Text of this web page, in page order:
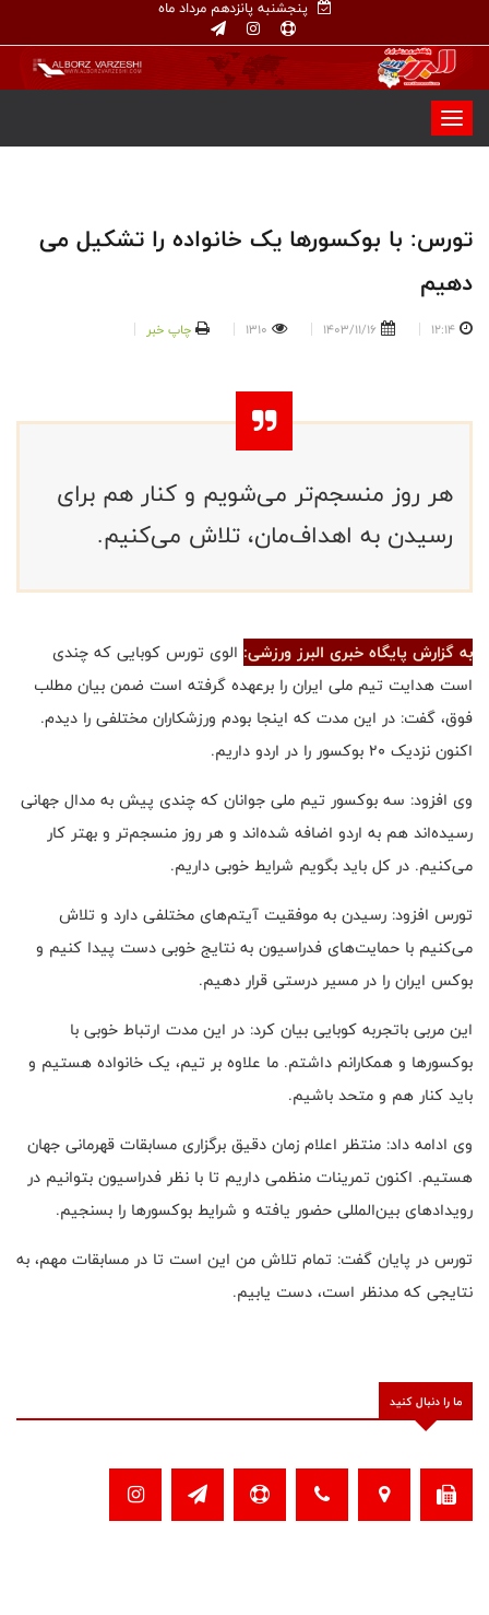
پنجشنبه پانزدهم مرداد ماه
تورس: با بوکسورها یک خانواده را تشکیل می
دهیم
12:14
1403/11/16
1310 چاپ خبر
هر روز منسجم‌تر می‌شویم و کنار هم برای
رسیدن به اهداف‌مان، تلاش می‌کنیم.
به گزارش پایگاه خبری البرز ورزشی: الوی تورس کوبایی که چندی
است هدایت تیم ملی ایران را برعهده گرفته است ضمن بیان مطلب
فوق، گفت: در این مدت که اینجا بودم ورزشکاران مختلفی را دیدم.
اکنون نزدیک ۲۰ بوکسور را در اردو داریم
.
وی افزود: سه بوکسور تیم ملی جوانان که چندی پیش به مدال جهانی
رسیده‌اند هم به اردو اضافه شده‌اند و هر روز منسجم‌تر و بهتر کار
می‌کنیم. در کل باید بگویم شرایط خوبی داریم.
تورس افزود: رسیدن به موفقیت آیتم‌های مختلفی دارد و تلاش
می‌کنیم با حمایت‌های فدراسیون به نتایج خوبی دست پیدا کنیم و
بوکس ایران را در مسیر درستی قرار دهیم.
این مربی باتجربه کوبایی بیان کرد: در این مدت ارتباط خوبی با
بوکسورها و همکارانم داشتم. ما علاوه بر تیم، یک خانواده هستیم و
باید کنار هم و متحد باشیم.
وی ادامه داد: منتظر اعلام زمان دقیق برگزاری مسابقات قهرمانی جهان
هستیم. اکنون تمرینات منظمی داریم تا با نظر فدراسیون بتوانیم در
رویدادهای بین‌المللی حضور یافته و شرایط بوکسورها را بسنجیم.
تورس در پایان گفت: تمام تلاش من این است تا در مسابقات مهم، به
نتایجی که مدنظر است، دست یابیم.
ما را دنبال کنید